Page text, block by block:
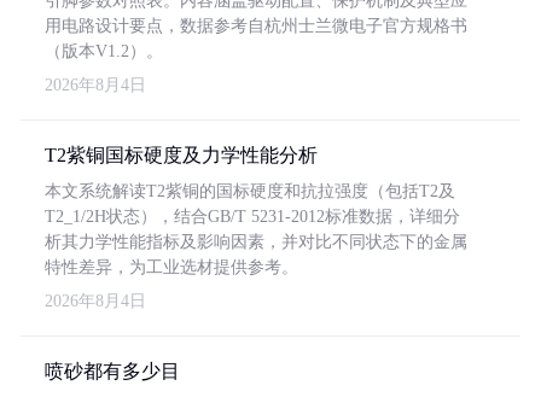
用电路设计要点，数据参考自杭州士兰微电子官方规格书
（版本V1.2）。
2026年8月4日
T2紫铜国标硬度及力学性能分析
本文系统解读T2紫铜的国标硬度和抗拉强度（包括T2及
T2_1/2H状态），结合GB/T 5231-2012标准数据，详细分
析其力学性能指标及影响因素，并对比不同状态下的金属
特性差异，为工业选材提供参考。
2026年8月4日
喷砂都有多少目